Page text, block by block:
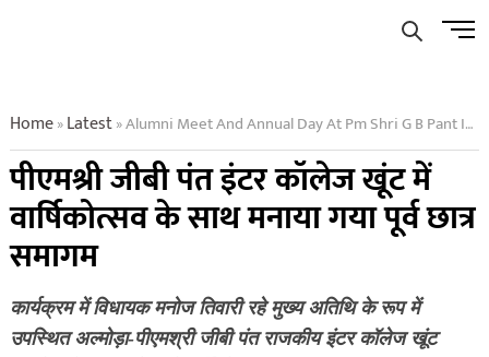
Menu
Home»Latest»Alumni Meet And Annual Day At Pm Shri G B Pant Inter College Khoont
पीएमश्री जीबी पंत इंटर कॉलेज खूंट में
वार्षिकोत्सव के साथ मनाया गया पूर्व छात्र
समागम
कार्यक्रम में विधायक मनोज तिवारी रहे मुख्य अतिथि के रूप में
उपस्थित अल्मोड़ा-पीएमश्री जीबी पंत राजकीय इंटर कॉलेज खूंट